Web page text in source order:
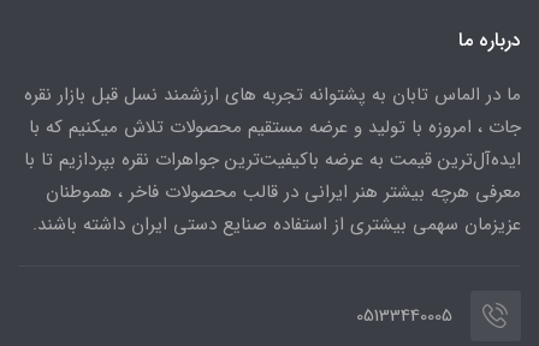
درباره ما
ما در الماس تابان به پشتوانه تجربه های ارزشمند نسل قبل بازار نقره
جات ، امروزه با تولید و عرضه مستقیم محصولات تلاش میکنیم که با
ایده‌آل‌ترین قیمت به عرضه باکیفیت‌ترین جواهرات نقره بپردازیم تا با
معرفی هرچه بیشتر هنر ایرانی در قالب محصولات فاخر ، هموطنان
عزیزمان سهمی بیشتری از استفاده صنایع دستی ایران داشته باشند.
05133440005